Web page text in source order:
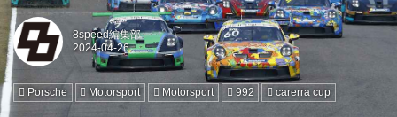
8speed編集部
Porsche Motorsport Motorsport 992 carerra cup